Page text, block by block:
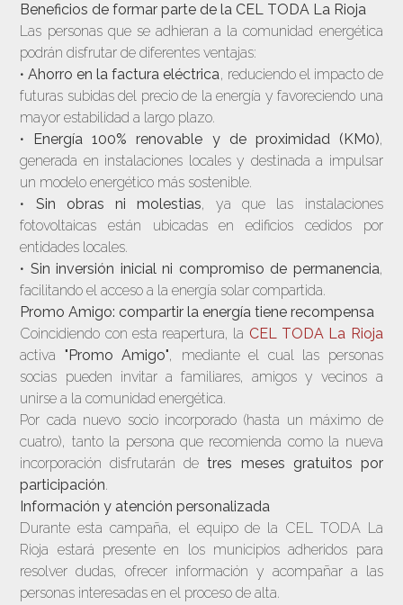
Beneficios de formar parte de la CEL TODA La Rioja
Las personas que se adhieran a la comunidad energética
podrán disfrutar de diferentes ventajas:
• Ahorro en la factura eléctrica, reduciendo el impacto de
futuras subidas del precio de la energía y favoreciendo una
mayor estabilidad a largo plazo.
•
Energía 100% renovable y de proximidad (KM0),
generada en instalaciones locales y destinada a impulsar
un modelo energético más sostenible.
• Sin obras ni molestias, ya que las instalaciones
fotovoltaicas están ubicadas en edificios cedidos por
entidades locales.
• Sin inversión inicial ni compromiso de permanencia,
facilitando el acceso a la energía solar compartida.
Promo Amigo: compartir la energía tiene recompensa
Coincidiendo con esta reapertura, la CEL TODA La Rioja
activa "Promo Amigo", mediante el cual las personas
socias pueden invitar a familiares, amigos y vecinos a
unirse a la comunidad energética.
Por cada nuevo socio incorporado (hasta un máximo de
cuatro), tanto la persona que recomienda como la nueva
incorporación disfrutarán detres meses gratuitos por
participación.
Información y atención personalizada
Durante esta campaña, el equipo de la CEL TODA La
Rioja estará presente en los municipios adheridos para
resolver dudas, ofrecer información y acompañar a las
personas interesadas en el proceso de alta.